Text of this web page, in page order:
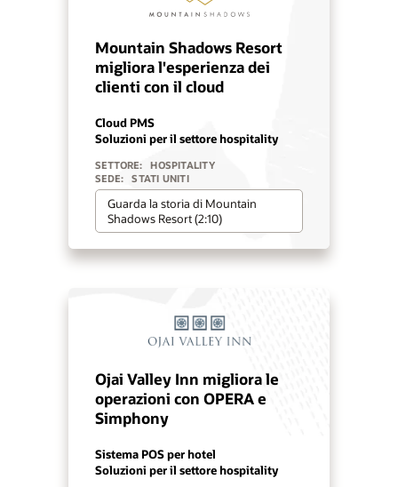
Mountain Shadows Resort
migliora l'esperienza dei
clienti con il cloud
Cloud PMS
Soluzioni per il settore hospitality
SETTORE:
HOSPITALITY
SEDE:
STATI UNITI
Guarda la storia di Mountain
Shadows Resort (2:10)
Ojai Valley Inn migliora le
operazioni con OPERA e
Simphony
Sistema POS per hotel
Soluzioni per il settore hospitality